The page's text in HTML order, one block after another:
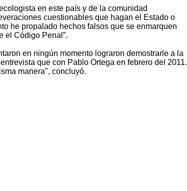
en este país y de la comunidad
cuestionables que hagan el Estado o
he propalado hechos falsos que se enmarquen
el Código Penal”.
en ningún momento lograron demostrarle a la
que con Pablo Ortega en febrero del 2011.
manera", concluyó.